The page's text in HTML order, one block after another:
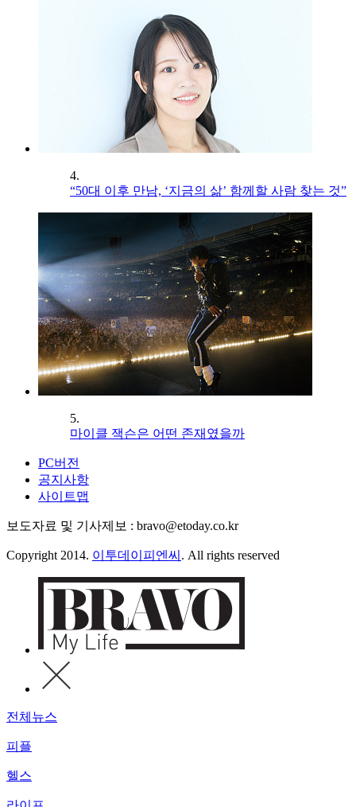
4.
“50대 이후 만남, ‘지금의 삶’ 함께할 사람 찾는 것”
5.
마이클 잭슨은 어떤 존재였을까
PC버전
공지사항
사이트맵
보도자료 및 기사제보 : bravo@etoday.co.kr
Copyright 2014. 이투데이피엔씨 . All rights reserved
전체뉴스
피플
헬스